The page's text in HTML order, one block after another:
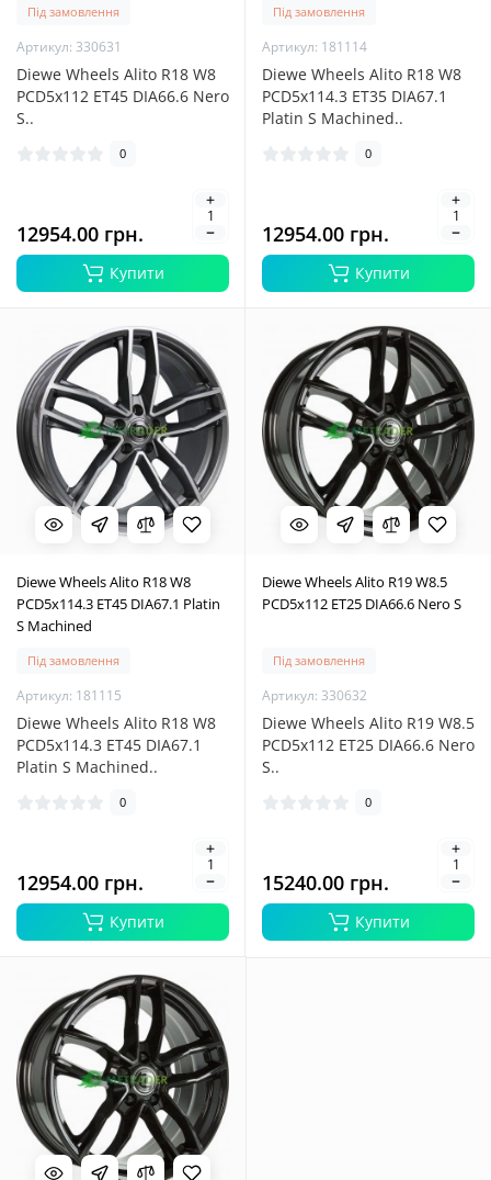
Під замовлення
Артикул: 330631
Diewe Wheels Alito R18 W8
PCD5x112 ET45 DIA66.6 Nero
S..
0
12954.00 грн.
Купити
Під замовлення
Артикул: 181114
Diewe Wheels Alito R18 W8
PCD5x114.3 ET35 DIA67.1
Platin S Machined..
0
12954.00 грн.
Купити
Diewe Wheels Alito R18 W8
PCD5x114.3 ET45 DIA67.1 Platin
S Machined
Під замовлення
Артикул: 181115
Diewe Wheels Alito R18 W8
PCD5x114.3 ET45 DIA67.1
Platin S Machined..
0
12954.00 грн.
Купити
Diewe Wheels Alito R19 W8.5
PCD5x112 ET25 DIA66.6 Nero S
Під замовлення
Артикул: 330632
Diewe Wheels Alito R19 W8.5
PCD5x112 ET25 DIA66.6 Nero
S..
0
15240.00 грн.
Купити